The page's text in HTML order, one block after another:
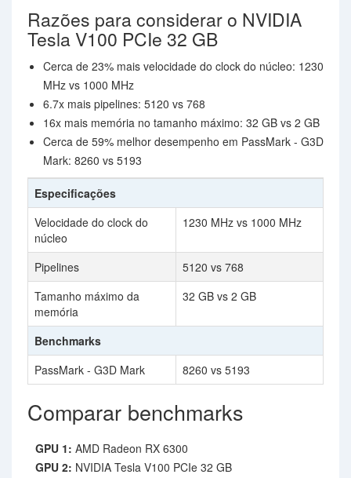
Razões para considerar o NVIDIA
Tesla V100 PCIe 32 GB
Cerca de 23% mais velocidade do clock do núcleo: 1230
MHz vs 1000 MHz
6.7x mais pipelines: 5120 vs 768
16x mais memória no tamanho máximo: 32 GB vs 2 GB
Cerca de 59% melhor desempenho em PassMark - G3D
Mark: 8260 vs 5193
Especificações
Velocidade do clock do
núcleo
1230 MHz vs 1000 MHz
Pipelines
5120 vs 768
Tamanho máximo da
memória
32 GB vs 2 GB
Benchmarks
PassMark - G3D Mark
8260 vs 5193
Comparar benchmarks
GPU 1: AMD Radeon RX 6300
GPU 2: NVIDIA Tesla V100 PCIe 32 GB